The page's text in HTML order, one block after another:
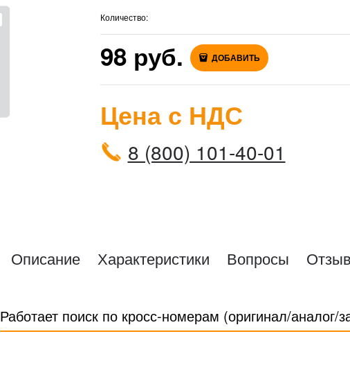
Количество:
98 руб. ДОБАВИТЬ
Цена с НДС
8 (800) 101-40-01
Описание Характеристики Вопросы
Работает поиск по кросс-номерам (оригинал/аналог/